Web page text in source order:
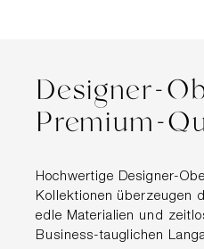
Designer-
Premium-
Hochwertige Designer-
Kollektionen überzeugen
edle Materialien und
Business-tauglichen